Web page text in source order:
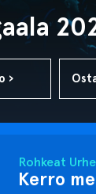
›
Rohkeat
Kerro